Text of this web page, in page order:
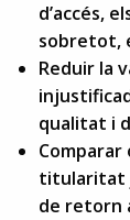
d’accés,
sobretot,
Reduir la
qualitat i
titularitat
de retorn